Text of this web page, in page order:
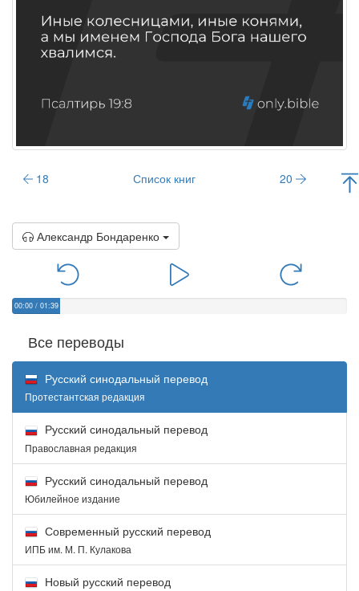
18 Список книг 20
Александр Бондаренко
00:00 / 01:39
Все переводы
Русский синодальный перевод
Протестантская редакция
Русский синодальный перевод
Православная редакция
Русский синодальный перевод
Юбилейное издание
Современный русский перевод
ИПБ им. М. П. Кулакова
Новый русский перевод